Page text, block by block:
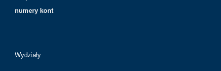
numery kont
Wydziały